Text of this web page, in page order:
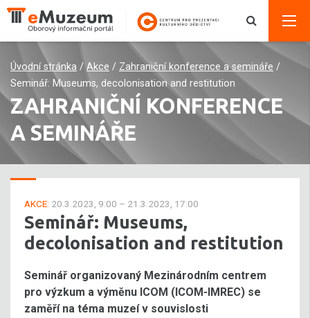
Úvodní stránka / Akce / Zahraniční konference a semináře /
Seminář: Museums, decolonisation and restitution
ZAHRANIČNÍ KONFERENCE
A SEMINÁŘE
AKCE: 20.3.2023, 9:00 – 21.3.2023, 17:00
Seminář: Museums,
decolonisation and restitution
Seminář organizovaný Mezinárodním centrem
pro výzkum a výměnu ICOM (ICOM-IMREC) se
zaměří na téma muzeí v souvislosti